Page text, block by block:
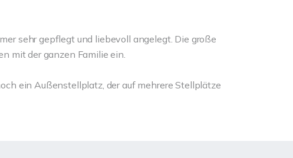
sehr gepflegt und liebevoll angelegt. Die große
mit der ganzen Familie ein.
ein Außenstellplatz, der auf mehrere Stellplätze